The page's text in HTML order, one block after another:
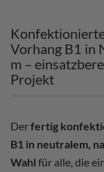
Vorhang B1 in
m –
Projekt
Derfertig
B1 in neutralem,
Wahl für alle, die